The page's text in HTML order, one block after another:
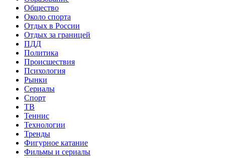
Общество
Около спорта
Отдых в России
Отдых за границей
ПДД
Политика
Происшествия
Психология
Рынки
Сериалы
Спорт
ТВ
Теннис
Технологии
Тренды
Фигурное катание
Фильмы и сериалы